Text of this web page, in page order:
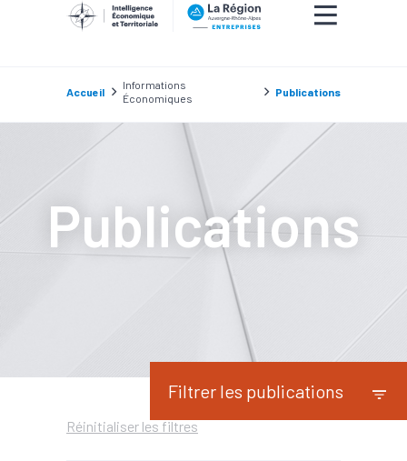
Accueil
Informations
Économiques
Publications
Publications
Filtrer les publications
Réinitialiser les filtres